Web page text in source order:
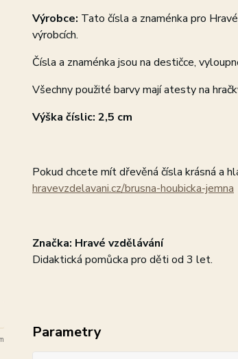
Výrobce: Tato čísla a znaménka pro
výrobcích.
Čísla a znaménka jsou na destičce,
Všechny použité barvy mají atesty na
Výška číslic: 2,5 cm
Pokud chcete mít dřevěná čísla krásná a
hravevzdelavani.cz/brusna-houbicka-jemna
Značka: Hravé vzdělávání
Didaktická pomůcka pro děti od 3 let.
Parametry